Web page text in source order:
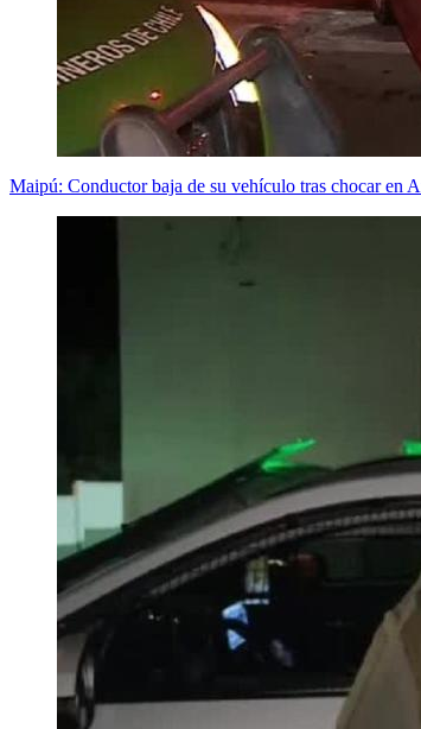
Maipú: Conductor baja de su vehículo tras chocar en